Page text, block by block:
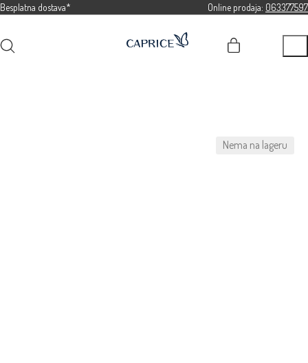
Besplatna dostava* Online prodaja: 063377597
Nema na lageru